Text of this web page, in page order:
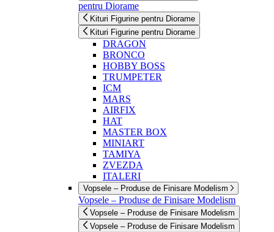
pentru Diorame
Kituri Figurine pentru Diorame
Kituri Figurine pentru Diorame
DRAGON
BRONCO
HOBBY BOSS
TRUMPETER
ICM
MARS
AIRFIX
HAT
MASTER BOX
MINIART
TAMIYA
ZVEZDA
ITALERI
Vopsele – Produse de Finisare Modelism
Vopsele – Produse de Finisare Modelism
Vopsele – Produse de Finisare Modelism
Vopsele – Produse de Finisare Modelism